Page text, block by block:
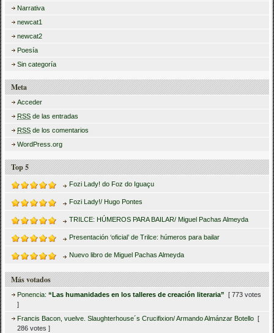
Narrativa
newcat1
newcat2
Poesía
Sin categoría
Meta
Acceder
RSS de las entradas
RSS de los comentarios
WordPress.org
Top 5
Fozi Lady! do Foz do Iguaçu
Fozi Lady!/ Hugo Pontes
TRILCE: HÚMEROS PARA BAILAR/ Miguel Pachas Almeyda
Presentación ‘oficial’ de Trilce: húmeros para bailar
Nuevo libro de Miguel Pachas Almeyda
Más votados
Ponencia:“Las humanidades en los talleres de creación literaria”
[ 773 votes
]
Francis Bacon, vuelve. Slaughterhouse´s Crucifixion/ Armando Almánzar Botello [
286 votes ]